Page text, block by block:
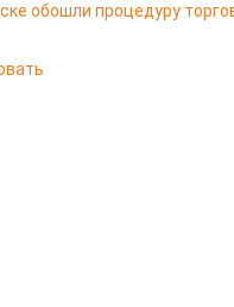
обошли процедуру